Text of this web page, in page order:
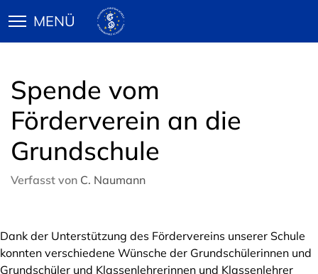
Spende vom
Förderverein an die
Grundschule
Verfasst von C. Naumann
Dank der Unterstützung des Fördervereins unserer Schule
konnten verschiedene Wünsche der Grundschülerinnen und
Grundschüler und Klassenlehrerinnen und Klassenlehrer